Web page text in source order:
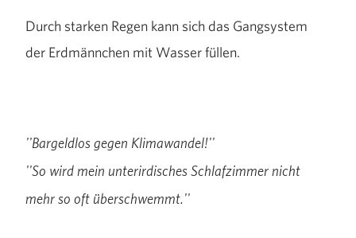
Durch starken Regen kann sich das Gangsystem
der Erdmännchen mit Wasser füllen.
''Bargeldlos gegen Klimawandel!''
''So wird mein unterirdisches Schlafzimmer nicht
mehr so oft überschwemmt.''